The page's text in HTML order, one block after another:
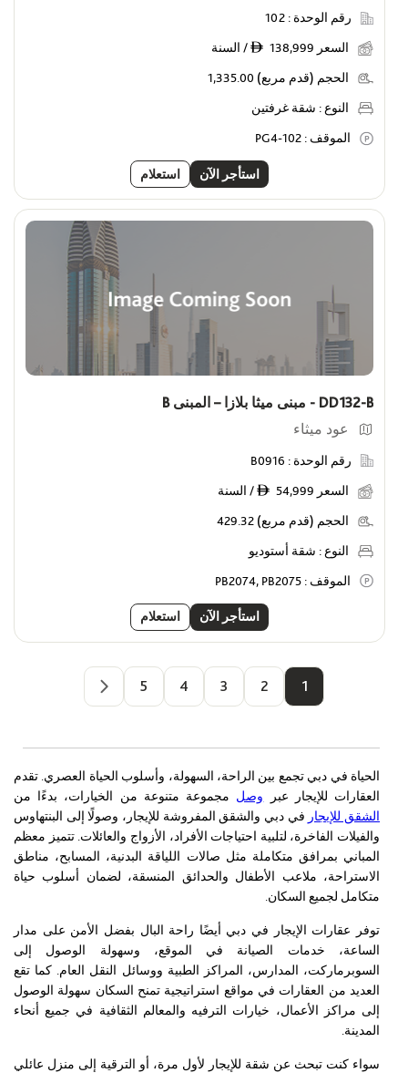
رقم الوحدة : 102
السعر ê 138,999 / السنة
الحجم (قدم مربع) 1,335.00
النوع : شقة غرفتين
الموقف : PG4-102
استأجر الآن استعلام
DD132-B - مبنى ميثا بلازا – المبنى B
عود ميثاء
رقم الوحدة : B0916
السعر ê 54,999 / السنة
الحجم (قدم مربع) 429.32
النوع : شقة أستوديو
الموقف : PB2074, PB2075
استأجر الآن استعلام
1
2
3
4
5
الحياة في دبي تجمع بين الراحة، السهولة، وأسلوب الحياة العصري. تقدم
العقارات للإيجار عبر وصل مجموعة متنوعة من الخيارات، بدءًا من
الشقق للإيجار في دبي والشقق المفروشة للإيجار، وصولًا إلى البنتهاوس
والفيلات الفاخرة، لتلبية احتياجات الأفراد، الأزواج والعائلات. تتميز معظم
المباني بمرافق متكاملة مثل صالات اللياقة البدنية، المسابح، مناطق
الاستراحة، ملاعب الأطفال والحدائق المنسقة، لضمان أسلوب حياة
متكامل لجميع السكان.
توفر عقارات الإيجار في دبي أيضًا راحة البال بفضل الأمن على مدار
الساعة، خدمات الصيانة في الموقع، وسهولة الوصول إلى
السوبرماركت، المدارس، المراكز الطبية ووسائل النقل العام. كما تقع
العديد من العقارات في مواقع استراتيجية تمنح السكان سهولة الوصول
إلى مراكز الأعمال، خيارات الترفيه والمعالم الثقافية في جميع أنحاء
المدينة.
سواء كنت تبحث عن شقة للإيجار لأول مرة، أو الترقية إلى منزل عائلي